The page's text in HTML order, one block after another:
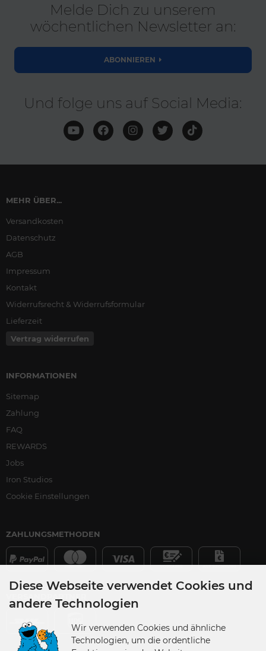
Melde Dich zu unserem
wöchentlichen Newsletter an:
ABONNIEREN
Und folge uns auf Social Media:
MEHR ÜBER...
Versandkosten
Datenschutz
AGB
Impressum
Kontakt
Widerrufsrecht & Widerrufsformular
Lieferzeit
Vertrag widerrufen
INFORMATIONEN
Sitemap
Zahlung
FAQ
REWARDS
Jobs
Iron Studios
Cookie Einstellungen
ZAHLUNGSMETHODEN
Diese Webseite verwendet Cookies und
andere Technologien
Wir verwenden Cookies und ähnliche
Technologien, um die ordentliche